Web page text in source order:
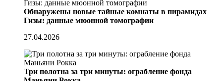
Обнаружены новые тайные комнаты в пирамидах
Гизы: данные мюонной томографии
27.04.2026
Три полотна за три минуты: ограбление фонда